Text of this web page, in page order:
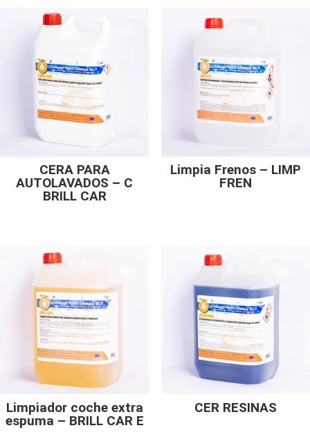
CERA PARA
AUTOLAVADOS – C
BRILL CAR
Limpia Frenos – LIMP
FREN
Limpiador coche extra
espuma – BRILL CAR E
CER RESINAS